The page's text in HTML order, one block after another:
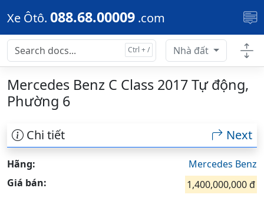
Skip to main content
Xe Ôtô. 088.68.00009 .com
Nhà đất
Mercedes Benz C Class 2017 Tự động,
Phường 6
Chi tiết Next
Hãng:
Mercedes Benz
Giá bán:
1,400,000,000 đ